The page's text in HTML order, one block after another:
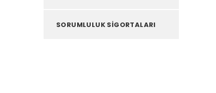
SORUMLULUK SİGORTALARI